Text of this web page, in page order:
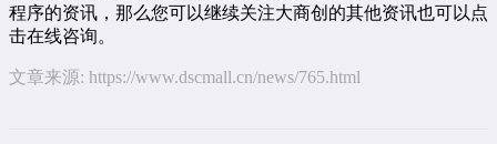
程序的资讯，那么您可以继续关注大商创的其他资讯也可以点
击在线咨询。
文章来源: https://www.dscmall.cn/news/765.html